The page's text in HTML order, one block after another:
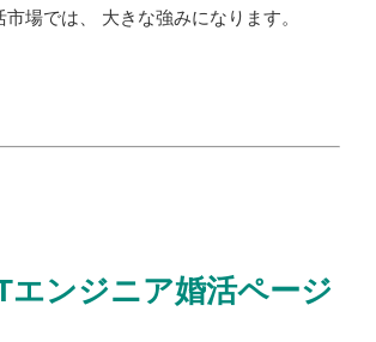
市場では、 大きな強みになります。
エンジニア婚活ページ